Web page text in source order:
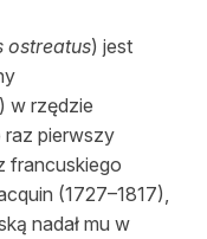
ostreatus) jest
) w rzędzie
raz pierwszy
francuskiego
(1727–1817),
nadał mu w